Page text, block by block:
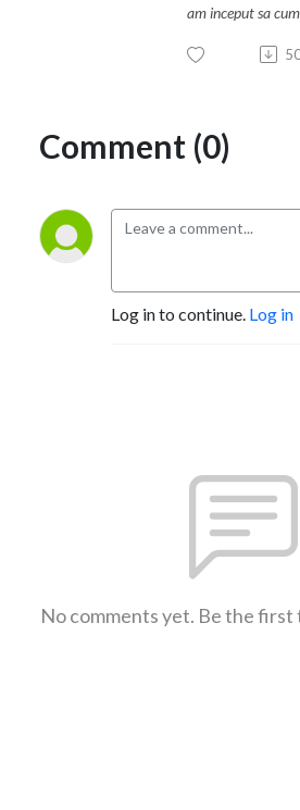
am inceput sa
Comment (0)
Log in to continue. Log in
No comments yet. Be the first